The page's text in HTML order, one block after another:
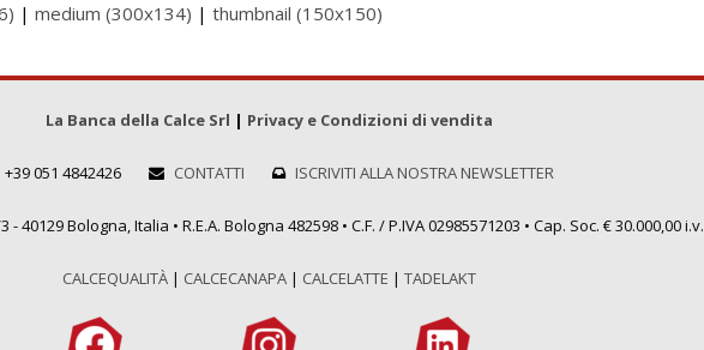
| medium (300x134) | thumbnail (150x150)
La Banca della Calce Srl | Privacy e Condizioni di vendita
+39 051 4842426 CONTATTI ISCRIVITI ALLA NOSTRA NEWSLETTER
40129 Bologna, Italia • R.E.A. Bologna 482598 • C.F. / P.IVA 02985571203 • Cap. Soc. € 30.000,00 i.v.
CALCEQUALITÀ| CALCECANAPA| CALCELATTE | TADELAKT